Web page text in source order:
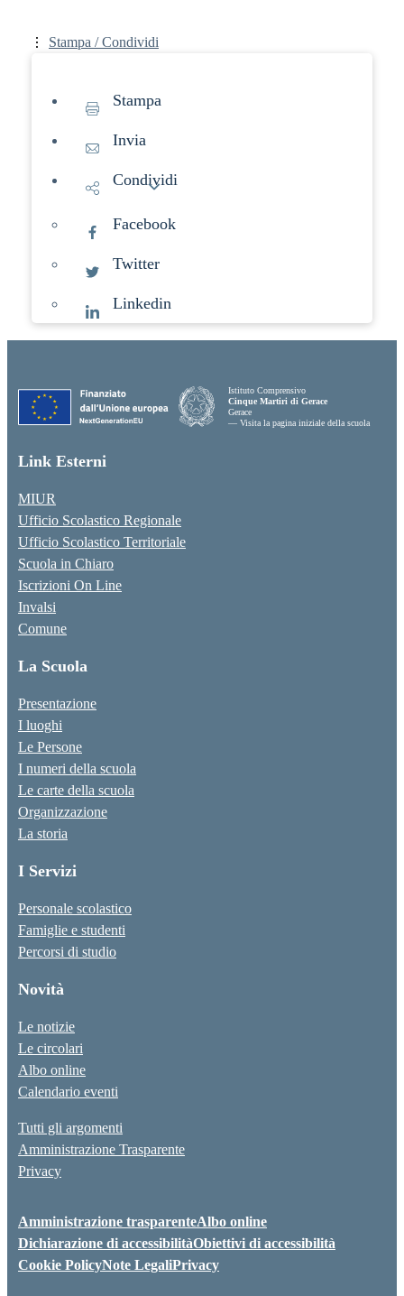
Stampa / Condividi
Stampa
Invia
Condividi
Facebook
Twitter
Linkedin
Istituto Comprensivo
Cinque Martiri di Gerace
Gerace
— Visita la pagina iniziale della scuola
Link Esterni
MIUR
Ufficio Scolastico Regionale
Ufficio Scolastico Territoriale
Scuola in Chiaro
Iscrizioni On Line
Invalsi
Comune
La Scuola
Presentazione
I luoghi
Le Persone
I numeri della scuola
Le carte della scuola
Organizzazione
La storia
I Servizi
Personale scolastico
Famiglie e studenti
Percorsi di studio
Novità
Le notizie
Le circolari
Albo online
Calendario eventi
Tutti gli argomenti
Amministrazione Trasparente
Privacy
Amministrazione trasparenteAlbo online
Dichiarazione di accessibilitàObiettivi di accessibilità
Cookie PolicyNote LegaliPrivacy